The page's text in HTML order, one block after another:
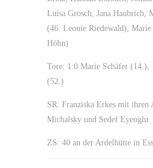
Luisa Grosch, Jana Haubrich,
(46. Leonie Riedewald),
Höhn)
Tore: 1:0 Marie Schäfer (14.),
(52.)
SR: Franziska Erkes mit ihren
Michalsky und Sedef Eyeoglu
ZS: 40 an der Ardelhütte in